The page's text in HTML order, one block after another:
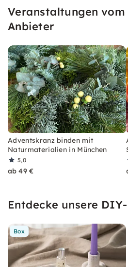
Veranstaltungen vom
Anbieter
Adventskranz binden mit
Naturmaterialien in München
5,0
ab 49 €
Entdecke unsere
Box